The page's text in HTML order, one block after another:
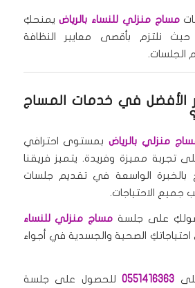
مساج منزلي للنساء بالرياضيمنحكِ
نلتزم بأقصى معايير النظافة
الجلسات.
الأفضل في خدمات المساج
منزلي بالرياضبمستوى احترافي
تجربة مميزة وفريدة. يتميز فريقنا
بالخبرة الواسعة في تقديم جلسات
الاحتياجات.
على جلسة مساج منزلي للنساء
الصحية والجسدية في أجواء
0551416363للحصول على جلسة